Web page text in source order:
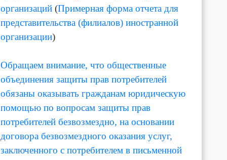
организаций (Примерная форма отчета для
представительства (филиалов) иностранной
организации)
Обращаем внимание, что общественные
объединения защиты прав потребителей
обязаны оказывать гражданам юридическую
помощью по вопросам защиты прав
потребителей безвозмездно, на основании
договора безвозмездного оказания услуг,
заключенного с потребителем в письменной